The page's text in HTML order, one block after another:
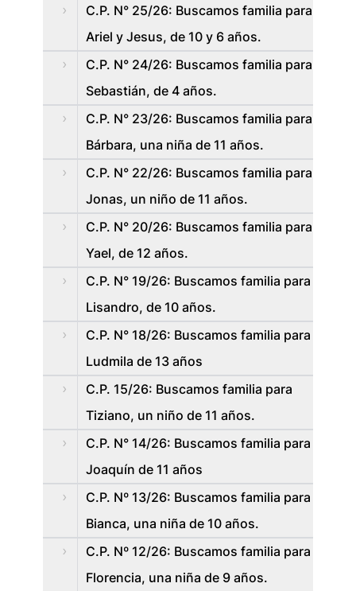
C.P. N° 25/26: Buscamos familia para
Ariel y Jesus, de 10 y 6 años.
C.P. N° 24/26: Buscamos familia para
Sebastián, de 4 años.
C.P. N° 23/26: Buscamos familia para
Bárbara, una niña de 11 años.
C.P. N° 22/26: Buscamos familia para
Jonas, un niño de 11 años.
C.P. N° 20/26: Buscamos familia para
Yael, de 12 años.
C.P. N° 19/26: Buscamos familia para
Lisandro, de 10 años.
C.P. N° 18/26: Buscamos familia para
Ludmila de 13 años
C.P. 15/26: Buscamos familia para
Tiziano, un niño de 11 años.
C.P. N° 14/26: Buscamos familia para
Joaquín de 11 años
C.P. Nº 13/26: Buscamos familia para
Bianca, una niña de 10 años.
C.P. Nº 12/26: Buscamos familia para
Florencia, una niña de 9 años.